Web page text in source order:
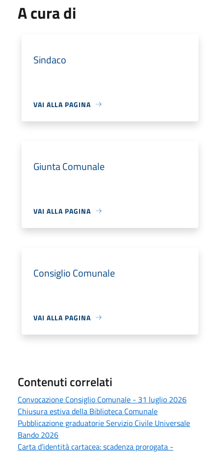
A cura di
Sindaco
VAI ALLA PAGINA
Giunta Comunale
VAI ALLA PAGINA
Consiglio Comunale
VAI ALLA PAGINA
Contenuti correlati
Convocazione Consiglio Comunale - 31 luglio 2026
Chiusura estiva della Biblioteca Comunale
Pubblicazione graduatorie Servizio Civile Universale
Bando 2026
Carta d’identità cartacea: scadenza prorogata -